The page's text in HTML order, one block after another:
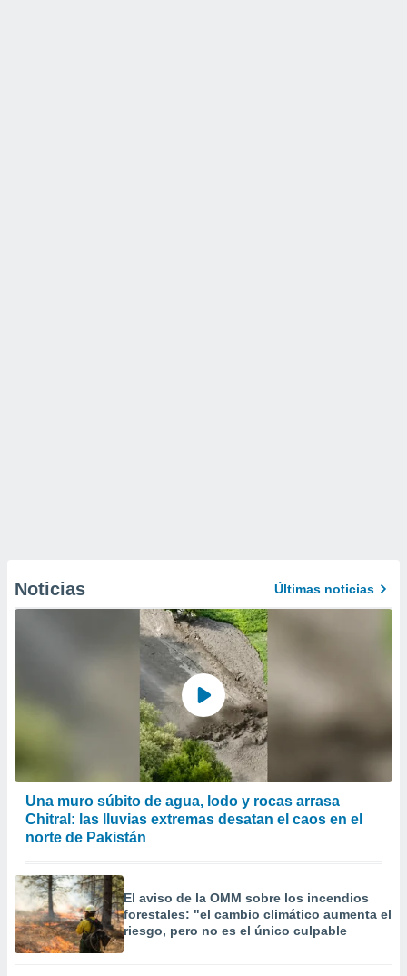
Noticias Últimas noticias
Una muro súbito de agua, lodo y rocas arrasa
Chitral: las lluvias extremas desatan el caos en el
norte de Pakistán
El aviso de la OMM sobre los incendios
forestales: "el cambio climático aumenta el
riesgo, pero no es el único culpable